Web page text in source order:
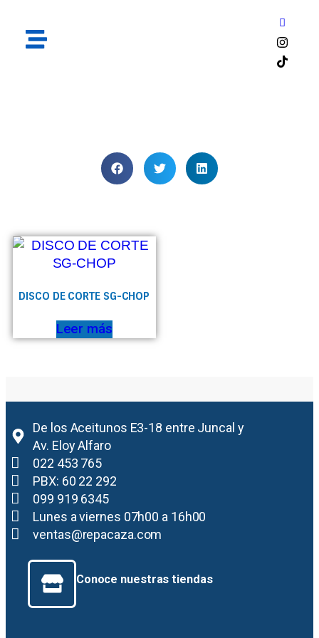
DISCO DE CORTE SG-CHOP
Leer más
De los Aceitunos E3-18 entre Juncal y
Av. Eloy Alfaro
022 453 765
PBX: 60 22 292
099 919 6345
Lunes a viernes 07h00 a 16h00
ventas@repacaza.com
Conoce nuestras tiendas